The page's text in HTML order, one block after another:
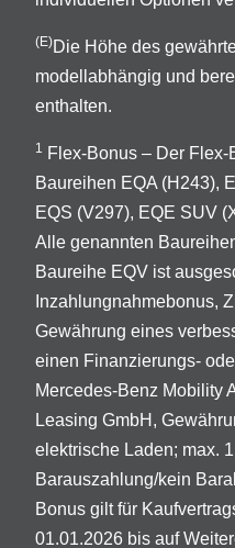
(E)Die Höhe des
modellabhängig und
enthalten.
1
Flex-Bonus – Der
Baureihen EQA (H243),
EQS (V297), EQE SUV
Alle genannten
Baureihe EQV ist
Inzahlungnahmebonus,
Gewährung eines
einen Finanzierungs-
Mercedes-Benz Mobility
Leasing GmbH,
elektrische Laden; max.
Barauszahlung/kein
Bonus gilt für
01.01.2026 bis auf